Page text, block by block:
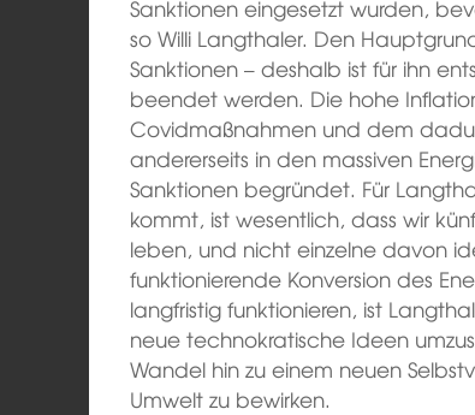
Sanktionen eingesetzt wurden,
so Willi Langthaler. Den
Sanktionen – deshalb ist für ihn
beendet werden. Die hohe
Covidmaßnahmen und dem
andererseits in den massiven
Sanktionen begründet. Für
kommt, ist wesentlich, dass wir
leben, und nicht einzelne davon
funktionierende Konversion des
langfristig funktionieren, ist
neue technokratische Ideen
Wandel hin zu einem neuen
Umwelt zu bewirken.